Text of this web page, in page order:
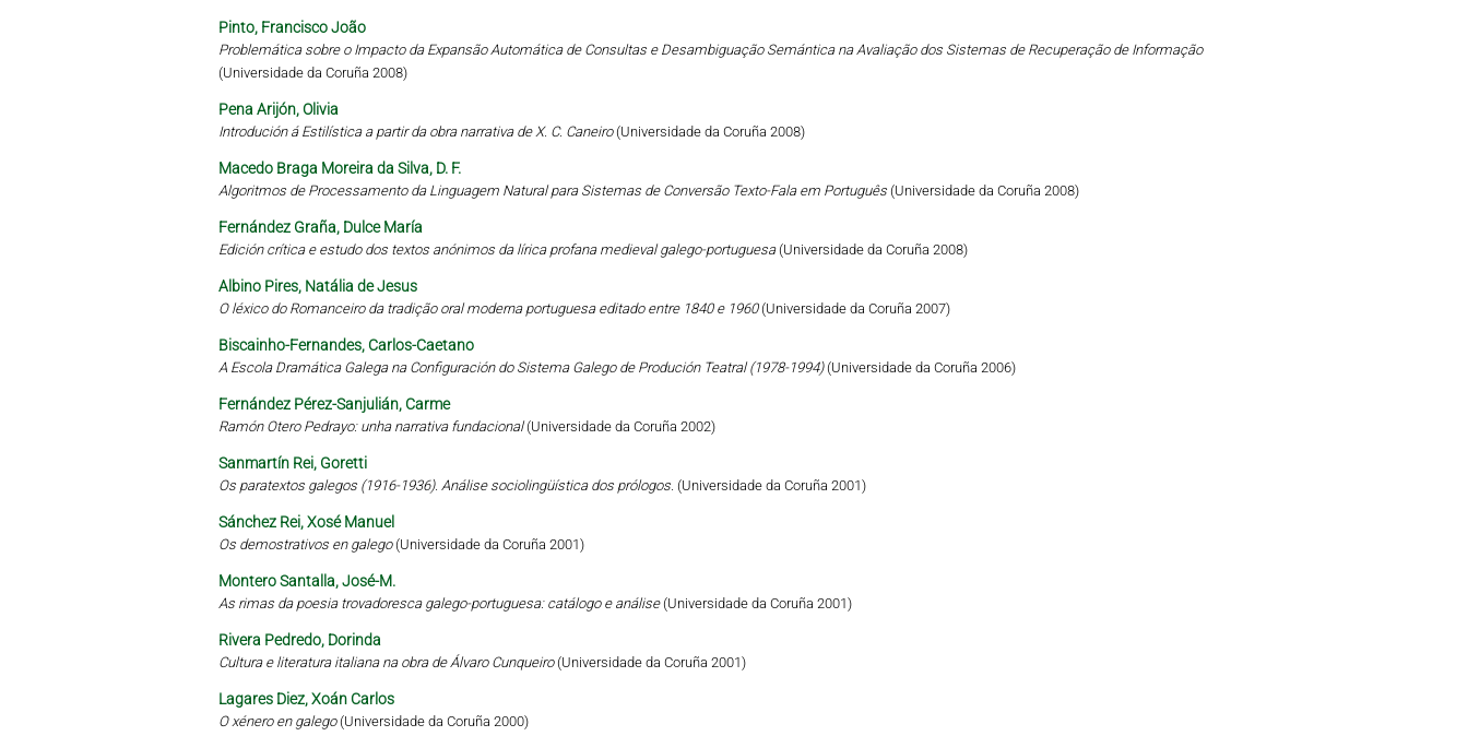
Pinto, Francisco João
Problemática sobre o Impacto da Expansão Automática de Consultas e Desambiguação Semántica na Avaliação dos Sistemas de Recuperação de Informação
(Universidade da Coruña 2008)
Pena Arijón, Olivia
Introdución á Estilística a partir da obra narrativa de X. C. Caneiro(Universidade da Coruña 2008)
Macedo Braga Moreira da Silva, D. F.
Algoritmos de Processamento da Linguagem Natural para Sistemas de Conversão Texto-Fala em Português (Universidade da Coruña 2008)
Fernández Graña, Dulce María
Edición crítica e estudo dos textos anónimos da lírica profana medieval galego-portuguesa(Universidade da Coruña 2008)
Albino Pires, Natália de Jesus
O léxico do Romanceiro da tradição oral moderna portuguesa editado entre 1840 e 1960(Universidade da Coruña 2007)
Biscainho-Fernandes, Carlos-Caetano
A Escola Dramática Galega na Configuración do Sistema Galego de Produción Teatral (1978-1994)(Universidade da Coruña 2006)
Fernández Pérez-Sanjulián, Carme
Ramón Otero Pedrayo: unha narrativa fundacional(Universidade da Coruña 2002)
Sanmartín Rei, Goretti
Os paratextos galegos (1916-1936). Análise sociolingüística dos prólogos. (Universidade da Coruña 2001)
Sánchez Rei, Xosé Manuel
Os demostrativos en galego(Universidade da Coruña 2001)
Montero Santalla, José-M.
As rimas da poesia trovadoresca galego-portuguesa: catálogo e análise(Universidade da Coruña 2001)
Rivera Pedredo, Dorinda
Cultura e literatura italiana na obra de Álvaro Cunqueiro(Universidade da Coruña 2001)
Lagares Diez, Xoán Carlos
O xénero en galego(Universidade da Coruña 2000)